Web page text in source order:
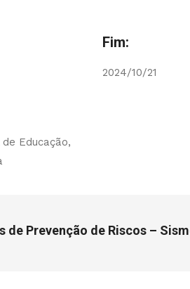
Fim:
2024/10/21
Educação,
de Prevenção de Riscos –